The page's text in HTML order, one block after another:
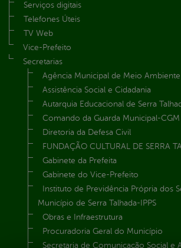
Serviços digitais
Telefones Úteis
TV Web
Vice-Prefeito
Secretarias
Agência Municipal de Meio
Assistência Social e Cidadania
Autarquia Educacional de Serra
Comando da Guarda Municipal-CGM
Diretoria da Defesa Civil
FUNDAÇÃO CULTURAL DE SERRA
Gabinete da Prefeita
Gabinete do Vice-Prefeito
Instituto de Previdência Própria dos
Município de Serra Talhada-IPPS
Obras e Infraestrutura
Procuradoria Geral do Município
Secretaria de Comunicação Social e